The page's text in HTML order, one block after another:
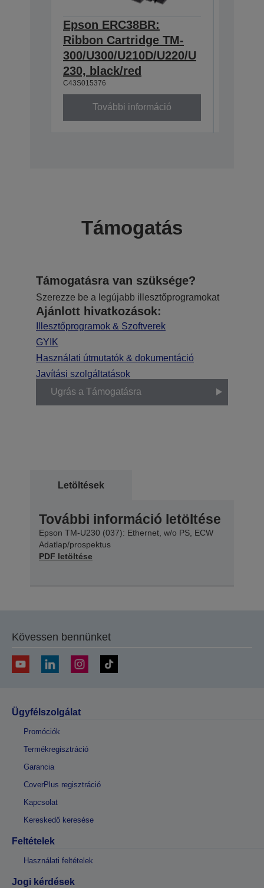
Epson ERC38BR:
Ribbon Cartridge TM-
300/U300/U210D/U220/U
230, black/red
C43S015376
További információ
Támogatás
Támogatásra van szüksége?
Szerezze be a legújabb illesztőprogramokat
Ajánlott hivatkozások:
Illesztőprogramok & Szoftverek
GYIK
Használati útmutatók & dokumentáció
Javítási szolgáltatások
Ugrás a Támogatásra
Letöltések
További információ letöltése
Epson TM-U230 (037): Ethernet, w/o PS, ECW
Adatlap/prospektus
PDF letöltése
Kövessen bennünket
Ügyfélszolgálat
Promóciók
Termékregisztráció
Garancia
CoverPlus regisztráció
Kapcsolat
Kereskedő keresése
Feltételek
Használati feltételek
Jogi kérdések